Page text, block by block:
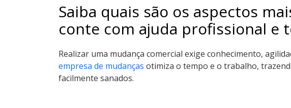
Saiba quais são os aspectos
conte com ajuda profissional e
Realizar uma mudança comercial exige conhecimento,
empresa de mudanças otimiza o tempo e o trabalho,
facilmente sanados.